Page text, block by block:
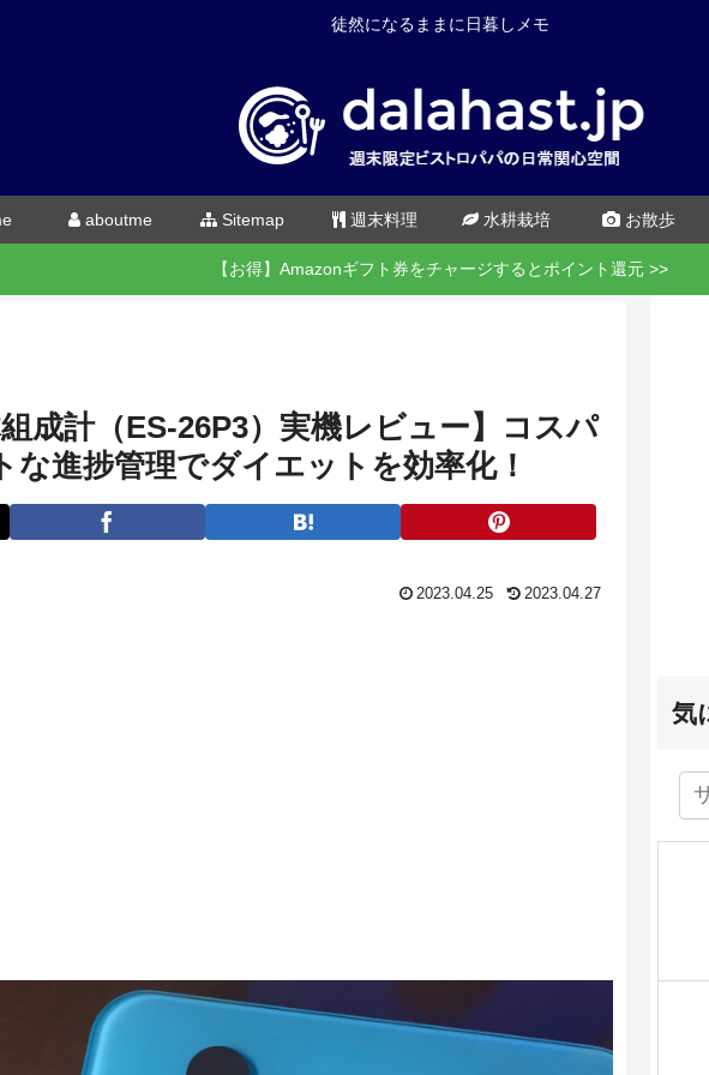
徒然になるままに日暮しメモ
aboutme Sitemap 週末料理 水耕栽培 お散歩
【お得】Amazonギフト券をチャージするとポイント還元 >>
組成計（ES-26P3）実機レビュー】コスパ
な進捗管理でダイエットを効率化！
2023.04.25 2023.04.27
気